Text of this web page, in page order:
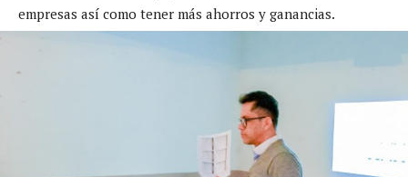
empresas así como tener más ahorros y ganancias.